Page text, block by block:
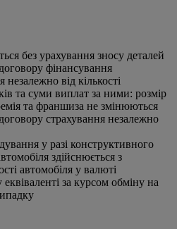
без урахування зносу деталей
фінансування
від кількості
та суми виплат за ними: розмір
та франшиза не змінюються
страхування незалежно
у разі конструктивного
здійснюється з
автомобіля у валюті
за курсом обміну на